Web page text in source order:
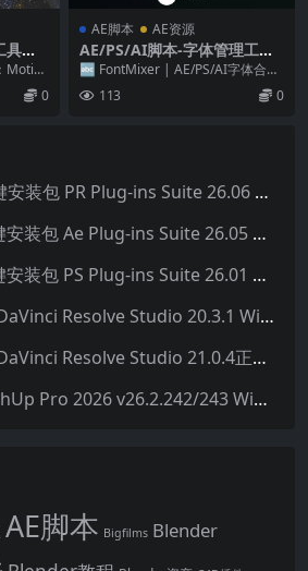
具包
Motion
0
AE脚本 AE资源
AE/PS/AI脚本-字体管理工具
FontMixer V1.0 + 使用教程
🔤 FontMixer | AE/PS/AI字体合并
113 0
PR插件合集一键安装包 PR Plug-ins Suite 26.06 一键安装PR所有常用插件！
AE插件合集一键安装包 Ae Plug-ins Suite 26.05 一键安装AE所有常用插件！
PS插件合集一键安装包 PS Plug-ins Suite 26.01 一键安装PS所有常用插件！
🎬达芬奇软件-DaVinci Resolve Studio 20.3.1 Win/Mac中文破解版下载
🎬达芬奇软件-DaVinci Resolve Studio 21.0.4正式版 Win/Mac中文破解版下载
草图大师 SketchUp Pro 2026 v26.2.242/243 Win/Mac破解版 中文版/英文版
AE脚本 Bigfilms Blender